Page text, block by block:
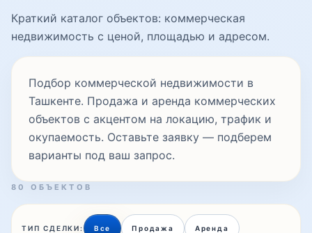
Краткий каталог объектов: коммерческая
недвижимость с ценой, площадью и адресом.
Подбор коммерческой недвижимости в
Ташкенте. Продажа и аренда коммерческих
объектов с акцентом на локацию, трафик и
окупаемость. Оставьте заявку — подберем
варианты под ваш запрос.
80 ОБЪЕКТОВ
ТИП СДЕЛКИ: Все Продажа Аренда